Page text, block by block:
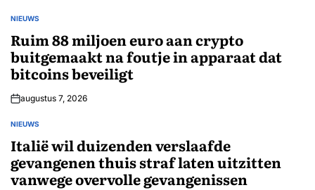
GEPLAATST
NIEUWS
Ruim 88 miljoen euro aan crypto
buitgemaakt na foutje in apparaat dat
bitcoins beveiligt
augustus 7, 2026
GEPLAATST
NIEUWS
Italië wil duizenden verslaafde
gevangenen thuis straf laten uitzitten
vanwege overvolle gevangenissen